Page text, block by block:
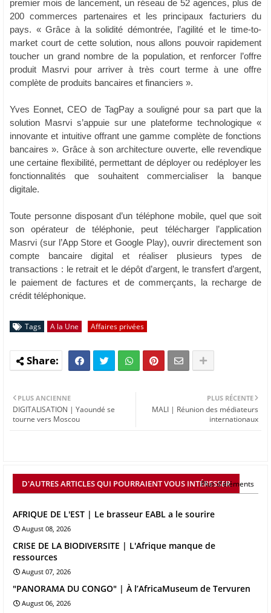
premier mois de lancement, un réseau de 52 agences, plus de
200 commerces partenaires et les principaux facturiers du
pays. « Grâce à la solidité démontrée, l’agilité et le time-to-
market court de cette solution, nous allons pouvoir rapidement
toucher un grand nombre de la population, et renforcer l’offre
produit Masrvi pour arriver à très court terme à une offre
complète de produits bancaires et financiers ».
Yves Eonnet, CEO de TagPay a souligné pour sa part que la
solution Masrvi s’appuie sur une plateforme technologique «
innovante et intuitive offrant une gamme complète de fonctions
bancaires ». Grâce à son architecture ouverte, elle revendique
une certaine flexibilité, permettant de déployer ou redéployer les
fonctionnalités que souhaitent commercialiser la banque
digitale.
Toute personne disposant d’un téléphone mobile, quel que soit
son opérateur de téléphonie, peut télécharger l’application
Masrvi (sur l’App Store et Google Play), ouvrir directement son
compte bancaire digital et réaliser plusieurs types de
transactions : le retrait et le dépôt d’argent, le transfert d’argent,
le paiement de factures et de commerçants, la recharge de
crédit téléphonique.
Tags A la Une Affaires privées
PLUS RÉCENTE
MALI | Réunion des médiateurs
internationaux
PLUS ANCIENNE
DIGITALISATION | Yaoundé se
tourne vers Moscou
D'AUTRES ARTICLES QUI POURRAIENT VOUS INTÉRESSER
Plus d'éléments
AFRIQUE DE L'EST | Le brasseur EABL a le sourire
August 08, 2026
CRISE DE LA BIODIVERSITE | L'Afrique manque de
ressources
August 07, 2026
"PANORAMA DU CONGO" | À l’AfricaMuseum de Tervuren
August 06, 2026